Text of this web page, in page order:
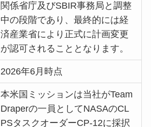
関係省庁及びSBIR事務局と調整
中の段階であり、最終的には経
済産業省により正式に計画変更
が認可されることとなります。
2026年6月時点
本米国ミッションは当社がTeam
Draperの一員としてNASAのCL
PSタスクオーダーCP-12に採択